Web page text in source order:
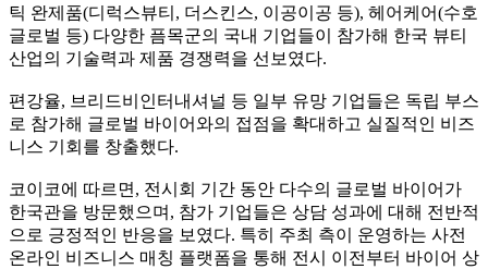
틱 완제품(디럭스뷰티, 더스킨스, 이공이공 등), 헤어케어(수호
글로벌 등) 다양한 픔목군의 국내 기업들이 참가해 한국 뷰티
산업의 기술력과 제품 경쟁력을 선보였다.
편강율, 브리드비인터내셔널 등 일부 유망 기업들은 독립 부스
로 참가해 글로벌 바이어와의 접점을 확대하고 실질적인 비즈
니스 기회를 창출했다.
코이코에 따르면, 전시회 기간 동안 다수의 글로벌 바이어가
한국관을 방문했으며, 참가 기업들은 상담 성과에 대해 전반적
으로 긍정적인 반응을 보였다. 특히 주최 측이 운영하는 사전
온라인 비즈니스 매칭 플랫폼을 통해 전시 이전부터 바이어 상